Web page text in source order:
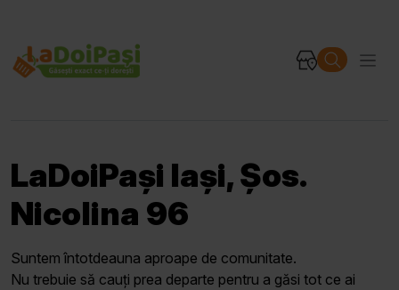
LaDoiPași Iași, Șos.
Nicolina 96
Suntem întotdeauna aproape de comunitate.
Nu trebuie să cauți prea departe pentru a găsi tot ce ai